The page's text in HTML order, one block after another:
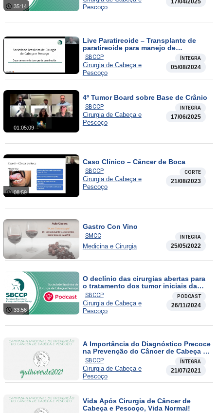
35:14
Pescoço
17/04/2025
Live Paratireoide – Transplante de
paratireoide para manejo de
hipoparatireoidismo pós-
tireoidectomia
SBCCP ÍNTEGRA
Cirurgia de Cabeça e
Pescoço
05/08/2024
01:05:09
4º Tumor Board sobre Base de Crânio
SBCCP ÍNTEGRA
Cirurgia de Cabeça e
Pescoço
17/06/2025
08:59
Caso Clínico – Câncer de Boca
SBCCP CORTE
Cirurgia de Cabeça e
Pescoço
21/08/2023
Gastro Con Vino
SMCC ÍNTEGRA
Medicina e Cirurgia 25/05/2022
33:56
O declínio das cirurgias abertas para
o tratamento dos tumor iniciais da
laringe
SBCCP PODCAST
Cirurgia de Cabeça e
Pescoço
26/11/2024
A Importância do Diagnóstico Precoce
na Prevenção do Câncer de Cabeça e
Pescoço
SBCCP ÍNTEGRA
Cirurgia de Cabeça e
Pescoço
21/07/2021
Vida Após Cirurgia de Câncer de
Cabeça e Pescoço, Vida Normal!